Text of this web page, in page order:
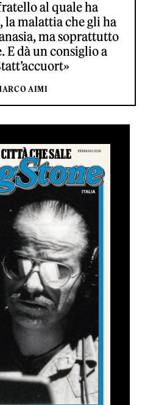
al quale ha
la malattia che gli ha
ma soprattutto
E dà un consiglio a
AIMI